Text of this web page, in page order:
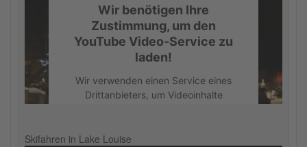
Mehr Informationen
Akzeptieren
powered byUsercentrics Consent
Management Platform
Wir benötigen Ihre
Zustimmung, um den
YouTube Video-Service zu
laden!
Wir verwenden einen Service eines
Drittanbieters, um Videoinhalte
Bitte lesen Sie die Details durch und
Skifahren in Lake Louise